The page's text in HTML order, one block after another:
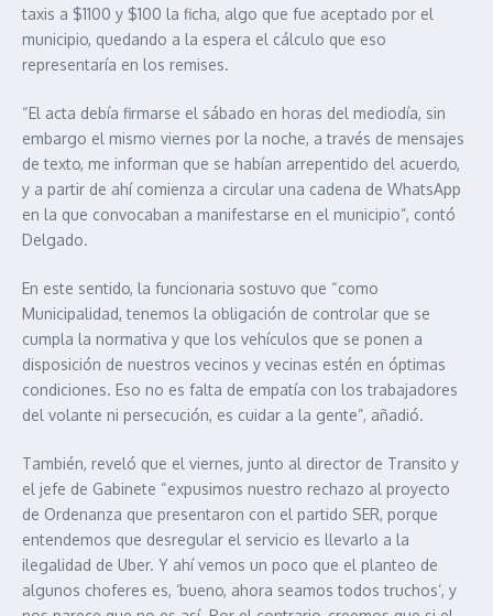
taxis a $1100 y $100 la ficha, algo que fue aceptado por el
municipio, quedando a la espera el cálculo que eso
representaría en los remises.
“El acta debía firmarse el sábado en horas del mediodía, sin
embargo el mismo viernes por la noche, a través de mensajes
de texto, me informan que se habían arrepentido del acuerdo,
y a partir de ahí comienza a circular una cadena de WhatsApp
en la que convocaban a manifestarse en el municipio”, contó
Delgado.
En este sentido, la funcionaria sostuvo que “como
Municipalidad, tenemos la obligación de controlar que se
cumpla la normativa y que los vehículos que se ponen a
disposición de nuestros vecinos y vecinas estén en óptimas
condiciones. Eso no es falta de empatía con los trabajadores
del volante ni persecución, es cuidar a la gente”, añadió.
También, reveló que el viernes, junto al director de Transito y
el jefe de Gabinete “expusimos nuestro rechazo al proyecto
de Ordenanza que presentaron con el partido SER, porque
entendemos que desregular el servicio es llevarlo a la
ilegalidad de Uber. Y ahí vemos un poco que el planteo de
algunos choferes es, ‘bueno, ahora seamos todos truchos’, y